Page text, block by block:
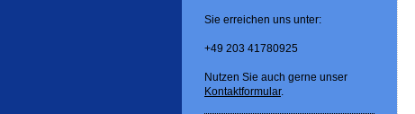
Sie erreichen uns unter:
+49 203 41780925
Nutzen Sie auch gerne unser
Kontaktformular.